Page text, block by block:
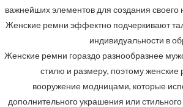
важнейших элементов для создания своего
Женские ремни эффектно подчеркивают
индивидуальности в
Женские ремни гораздо разнообразнее
стилю и размеру, поэтому женские
вооружение модницами, которые
дополнительного украшения или